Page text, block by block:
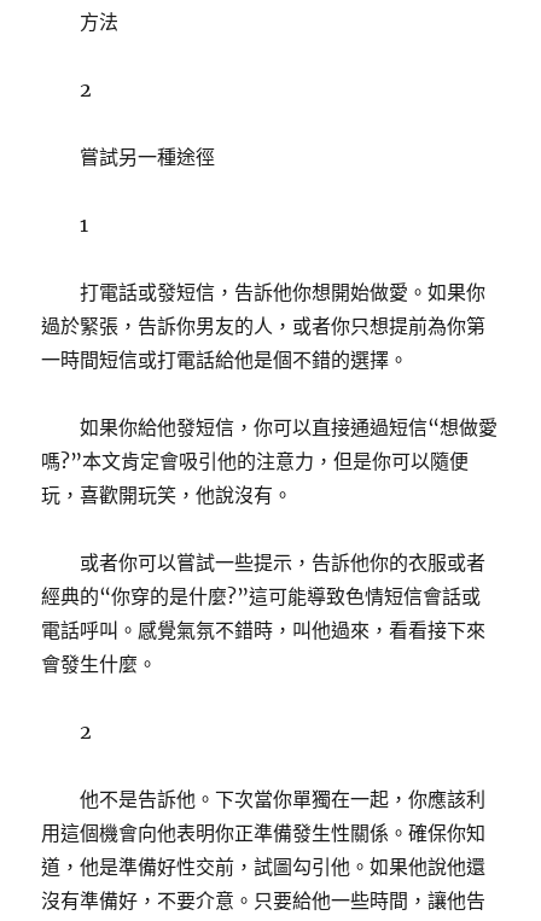
方法
2
嘗試另一種途徑
1
打電話或發短信，告訴他你想開始做愛。如果你
過於緊張，告訴你男友的人，或者你只想提前為你第
一時間短信或打電話給他是個不錯的選擇。
如果你給他發短信，你可以直接通過短信“想做愛
嗎?”本文肯定會吸引他的注意力，但是你可以隨便
玩，喜歡開玩笑，他說沒有。
或者你可以嘗試一些提示，告訴他你的衣服或者
經典的“你穿的是什麼?”這可能導致色情短信會話或
電話呼叫。感覺氣氛不錯時，叫他過來，看看接下來
會發生什麼。
2
他不是告訴他。下次當你單獨在一起，你應該利
用這個機會向他表明你正準備發生性關係。確保你知
道，他是準備好性交前，試圖勾引他。如果他說他還
沒有準備好，不要介意。只要給他一些時間，讓他告